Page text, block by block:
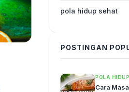
pola hidup sehat
POSTINGAN
POLA
Cara